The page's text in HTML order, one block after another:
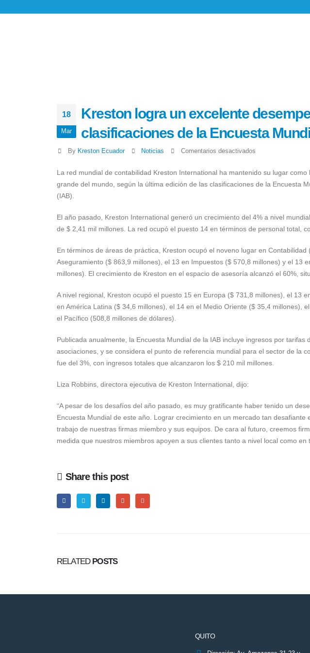
18
Mar
Kreston logra un excelente
clasificaciones de la Encuesta
By Kreston Ecuador Noticias Comentarios desactivadosen
logra
un
en
las
La red mundial de contabilidad Kreston International ha mantenido su lugar
grande del mundo, según la última edición de las clasificaciones de la Encuesta
(IAB).
El año pasado, Kreston International generó un crecimiento del 4% a nivel
de $ 2,41 mil millones. La red ocupó el puesto 14 en términos de personal total,
En términos de áreas de práctica, Kreston ocupó el noveno lugar en
Aseguramiento ($ 863,9 millones), el 13 en Impuestos ($ 570,8 millones) y el 13
millones). El crecimiento de Kreston en el espacio de asesoría alcanzó el 60%,
A nivel regional, Kreston ocupó el puesto 15 en Europa ($ 731,8 millones), el 13
en América Latina ($ 34,6 millones), el 14 en el Medio Oriente ($ 35,4 millones),
el Pacífico (508,8 millones de dólares).
Publicada anualmente, la Encuesta Mundial de la IAB incluye ingresos por
asociaciones, y se considera el punto de referencia mundial para el sector de la
fue del 3%, con ingresos totales que alcanzaron los $ 210 mil millones.
Liza Robbins, directora ejecutiva de Kreston International, dijo:
“A pesar de los desafíos del año pasado, es muy gratificante haber tenido un
Encuesta Mundial de este año. Lograr crecimiento en un mercado tan desafiante
trabajo de nuestras firmas miembro y sus equipos. De cara al futuro, creemos
medida que nuestros miembros apoyen a sus clientes tanto a nivel local como en
Share this post
RELATED POSTS
QUITO